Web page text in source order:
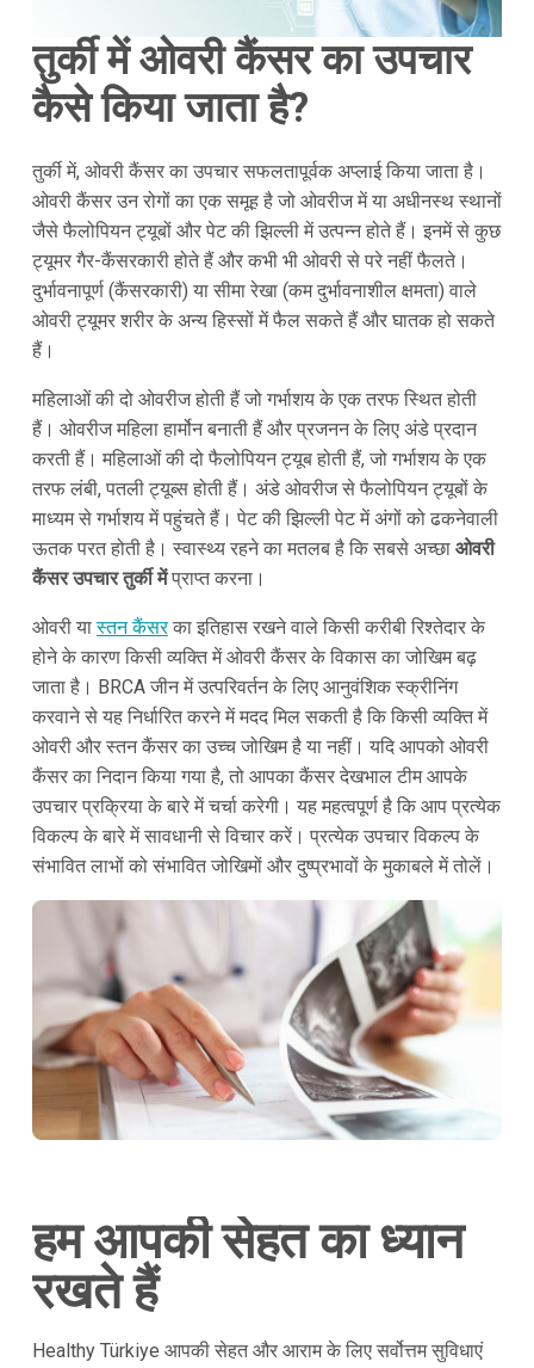
तुर्की में ओवरी कैंसर का उपचार
कैसे किया जाता है?
तुर्की में, ओवरी कैंसर का उपचार सफलतापूर्वक अप्लाई किया जाता है।
ओवरी कैंसर उन रोगों का एक समूह है जो ओवरीज में या अधीनस्थ स्थानों
जैसे फैलोपियन ट्यूबों और पेट की झिल्ली में उत्पन्न होते हैं। इनमें से कुछ
ट्यूमर गैर-कैंसरकारी होते हैं और कभी भी ओवरी से परे नहीं फैलते।
दुर्भावनापूर्ण (कैंसरकारी) या सीमा रेखा (कम दुर्भावनाशील क्षमता) वाले
ओवरी ट्यूमर शरीर के अन्य हिस्सों में फैल सकते हैं और घातक हो सकते
हैं।
महिलाओं की दो ओवरीज होती हैं जो गर्भाशय के एक तरफ स्थित होती
हैं। ओवरीज महिला हार्मोन बनाती हैं और प्रजनन के लिए अंडे प्रदान
करती हैं। महिलाओं की दो फैलोपियन ट्यूब होती हैं, जो गर्भाशय के एक
तरफ लंबी, पतली ट्यूब्स होती हैं। अंडे ओवरीज से फैलोपियन ट्यूबों के
माध्यम से गर्भाशय में पहुंचते हैं। पेट की झिल्ली पेट में अंगों को ढकनेवाली
ऊतक परत होती है। स्वास्थ्य रहने का मतलब है कि सबसे अच्छा ओवरी
कैंसर उपचार तुर्की मेंप्राप्त करना।
ओवरी यास्तन कैंसरका इतिहास रखने वाले किसी करीबी रिश्तेदार के
होने के कारण किसी व्यक्ति में ओवरी कैंसर के विकास का जोखिम बढ़
जाता है। BRCA जीन में उत्परिवर्तन के लिए आनुवंशिक स्क्रीनिंग
करवाने से यह निर्धारित करने में मदद मिल सकती है कि किसी व्यक्ति में
ओवरी और स्तन कैंसर का उच्च जोखिम है या नहीं। यदि आपको ओवरी
कैंसर का निदान किया गया है, तो आपका कैंसर देखभाल टीम आपके
उपचार प्रक्रिया के बारे में चर्चा करेगी। यह महत्वपूर्ण है कि आप प्रत्येक
विकल्प के बारे में सावधानी से विचार करें। प्रत्येक उपचार विकल्प के
संभावित लाभों को संभावित जोखिमों और दुष्प्रभावों के मुकाबले में तोलें।
हम आपकी सेहत का ध्यान
रखते हैं
Healthy Türkiye आपकी सेहत और आराम के लिए सर्वोत्तम सुविधाएं